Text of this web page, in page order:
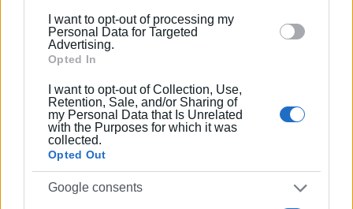
section.
I want to opt-out of processing my
Personal Data for Targeted
Advertising.
Opted In
I want to opt-out of Collection, Use,
Retention, Sale, and/or Sharing of
my Personal Data that Is Unrelated
with the Purposes for which it was
collected.
Opted Out
Google consents
Κωνσταντίνος Μουζακίτης - Πρόεδρος Ιονίου
Ομοσπονδίας Εμπορίου και Επιχειρηματικότητας
Διπλωματούχων Ξεναγών Ιονίων Νήσων και Δυτικής
Ελλάδας
Βασίλης Βασιλάκης - Πρόεδρος Ένωσης Εστίασης
Κέρκυρας